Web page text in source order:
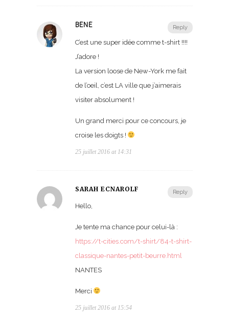
Reply
BÉNÉ
C’est une super idée comme t-shirt !!!!
J’adore !
La version loose de New-York me fait
de l’oeil, c’est LA ville que j’aimerais
visiter absolument !
Un grand merci pour ce concours, je
croise les doigts !
25 juillet 2016 at 14:31
Reply
SARAH ECNAROLF
Hello,
Je tente ma chance pour celui-là :
https://t-cities.com/t-shirt/84-t-shirt-
classique-nantes-petit-beurre.html
NANTES
Merci
25 juillet 2016 at 15:54